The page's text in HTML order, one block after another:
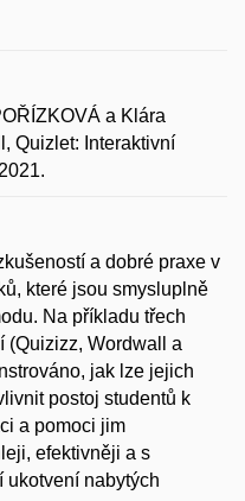
a Klára
Quizlet: Interaktivní
a dobré praxe v
které jsou smysluplně
Na příkladu třech
(Quizizz, Wordwall a
jak lze jejich
postoj studentů k
a pomoci jim
efektivněji a s
ukotvení nabytých